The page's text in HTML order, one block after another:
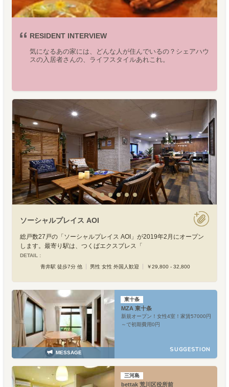
RESIDENT INTERVIEW
気になるあの家には、どんな人が住んでいるの？シェアハウ
スの入居者さんの、ライフスタイルあれこれ。
ソーシャルプレイス AOI
総戸数27戸の「ソーシャルプレイス AOI」が2019年2月にオープン
します。最寄り駅は、つくばエクスプレス「
DETAIL :
青井駅 徒歩7分 他
男性 女性 外国人歓迎 ￥29,800 - 32,800
MESSAGE
東十条
MZA 東十条
新規オープン！女性4室！家賃57000円
～で初期費用0円
SUGGESTION
三河島
bettak 荒川区役所前